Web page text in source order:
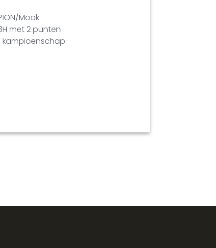
Mook
met 2 punten